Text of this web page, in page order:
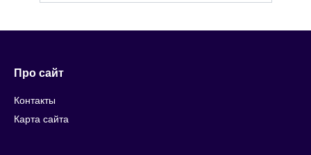
Про сайт
Контакты
Карта сайта